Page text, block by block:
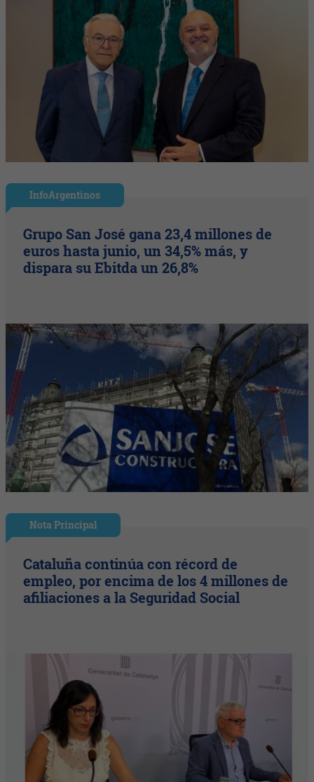
InfoArgentinos
Grupo San José gana 23,4 millones de
euros hasta junio, un 34,5% más, y
dispara su Ebitda un 26,8%
Nota Principal
Cataluña continúa con récord de
empleo, por encima de los 4 millones de
afiliaciones a la Seguridad Social